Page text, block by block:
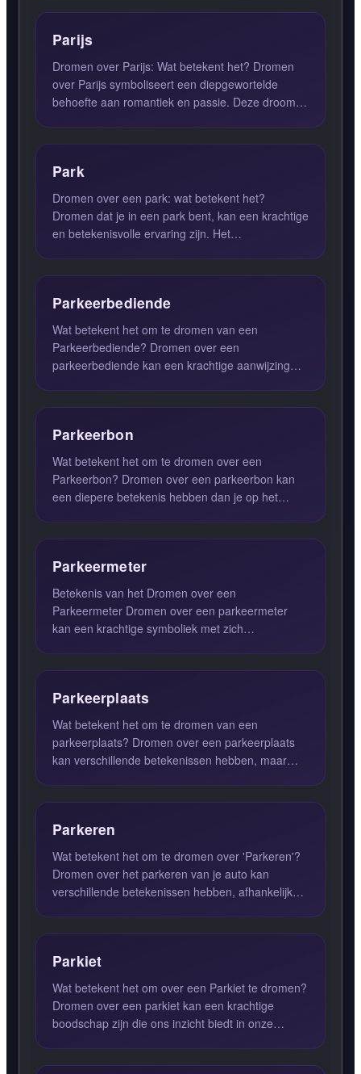
Parijs
Dromen over Parijs: Wat betekent het? Dromen
over Parijs symboliseert een diepgewortelde
behoefte aan romantiek en passie. Deze droom
Park
Dromen over een park: wat betekent het?
Dromen dat je in een park bent, kan een krachtige
en betekenisvolle ervaring zijn. Het
Parkeerbediende
Wat betekent het om te dromen van een
Parkeerbediende? Dromen over een
parkeerbediende kan een krachtige aanwijzing
Parkeerbon
Wat betekent het om te dromen over een
Parkeerbon? Dromen over een parkeerbon kan
een diepere betekenis hebben dan je op het
Parkeermeter
Betekenis van het Dromen over een
Parkeermeter Dromen over een parkeermeter
kan een krachtige symboliek met zich
Parkeerplaats
Wat betekent het om te dromen van een
parkeerplaats? Dromen over een parkeerplaats
kan verschillende betekenissen hebben, maar
Parkeren
Wat betekent het om te dromen over 'Parkeren'?
Dromen over het parkeren van je auto kan
verschillende betekenissen hebben, afhankelijk
Parkiet
Wat betekent het om over een Parkiet te dromen?
Dromen over een parkiet kan een krachtige
boodschap zijn die ons inzicht biedt in onze